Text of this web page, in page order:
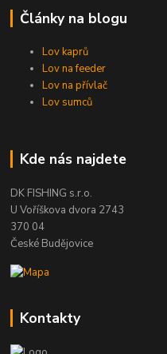
Články na blogu
Lov kaprů
Lov na feeder
Lov na přívlač
Lov sumců
Kde nás najdete
DK FISHING s.r.o.
U Voříškova dvora 2743
370 04
České Budějovice
Kontakty